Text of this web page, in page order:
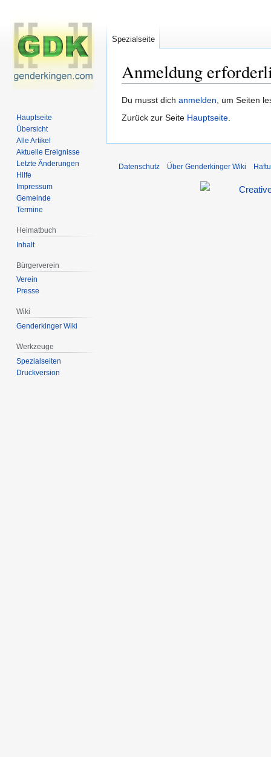
Anmeldung
Zur
Navigation
Zur
Suche
Du musst dich anmelden, um Seiten
Zurück zur Seite Hauptseite.
Spezialseite
Hauptseite
Übersicht
Alle Artikel
Aktuelle Ereignisse
Letzte Änderungen
Hilfe
Impressum
Gemeinde
Termine
Heimatbuch
Inhalt
Bürgerverein
Verein
Presse
Wiki
Genderkinger Wiki
Werkzeuge
Spezialseiten
Druckversion
Datenschutz Über Genderkinger Wiki